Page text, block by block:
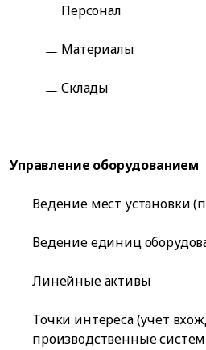
Персонал
Материалы
Склады
Управление оборудованием
Ведение мест установки
Ведение единиц
Линейные активы
Точки интереса (учет
производственные